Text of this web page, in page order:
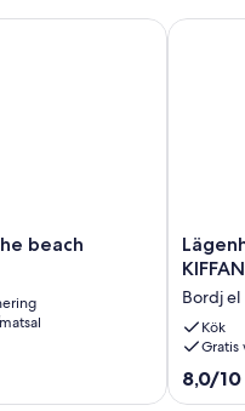
beach
F4
BORDJ
EL
KIFFAN
ALGER
Bordj el
Kök
8.0
av
8,0/10